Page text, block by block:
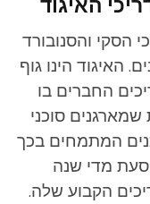
האיגוד
הסקי והסנובורד
ומדריכה פעילה מזה 13 שנים. האיגוד הינו גוף
החברים בו
שמארגנים סוכני
המתמחים בכך
מדי שנה
הקבוע שלה.